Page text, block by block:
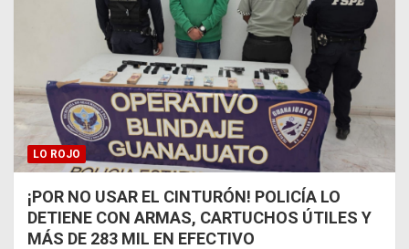
LO ROJO
¡POR NO USAR EL CINTURÓN! POLICÍA LO
DETIENE CON ARMAS, CARTUCHOS ÚTILES Y
MÁS DE 283 MIL EN EFECTIVO